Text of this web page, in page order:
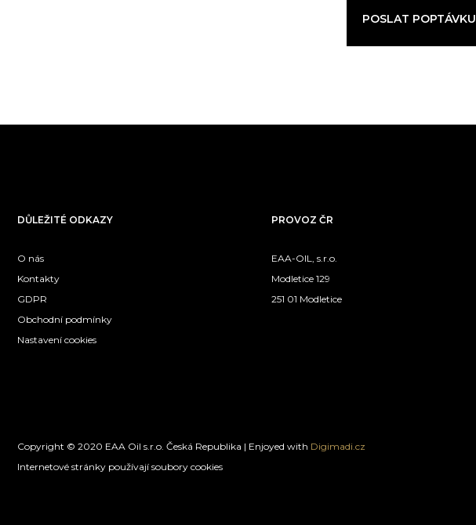
POSLAT POPTÁVKU
DŮLEŽITÉ ODKAZY
O nás
Kontakty
GDPR
Obchodní podmínky
Nastavení cookies
PROVOZ ČR
EAA-OIL, s.r.o.
Modletice 129
251 01 Modletice
Copyright © 2020 EAA Oil s.r.o. Česká Republika | Enjoyed with Digimadi.cz
Internetové stránky používají soubory cookies